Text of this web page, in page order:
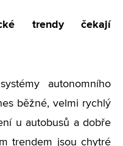
trendy čekají
autonomního
běžné, velmi rychlý
u autobusů a dobře
trendem jsou chytré